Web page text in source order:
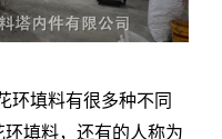
填料有很多种不同
填料，还有的人称为